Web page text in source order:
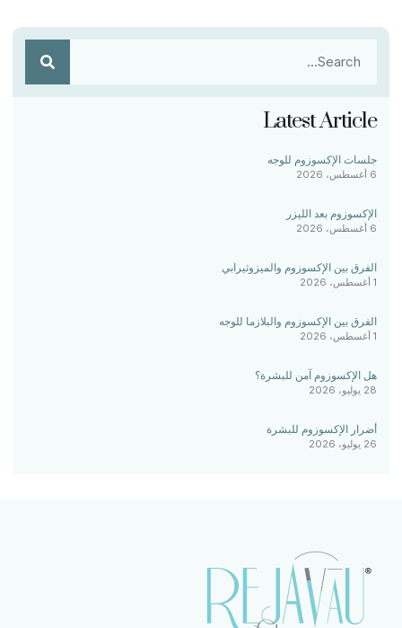
Latest Article
جلسات الإكسوزوم للوجه
6 أغسطس، 2026
الإكسوزوم بعد الليزر
6 أغسطس، 2026
الفرق بين الإكسوزوم والميزوثيرابي
1 أغسطس، 2026
الفرق بين الإكسوزوم والبلازما للوجه
1 أغسطس، 2026
هل الإكسوزوم آمن للبشرة؟
28 يوليو، 2026
أضرار الإكسوزوم للبشرة
26 يوليو، 2026